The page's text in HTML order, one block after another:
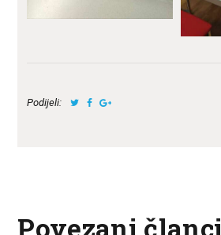
Podijeli:
Povezani članci